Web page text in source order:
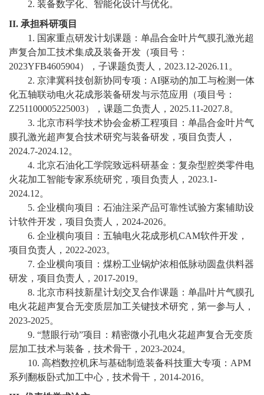
教
教
学
师
资
伍
学
科
研
校
生
2. 装备数字化、智能化设计与优化。
II. 承担科研项目
1. 国家重点研发计划课题：单晶合金叶片气膜孔激光超
声复合加工技术集成及装备开发（项目号：
2023YFB4605904），子课题负责人，2023.12-2026.11。
2. 京津冀科技创新协同专项：AI驱动的加工与检测一体
化五轴联动电火花成形装备研发与示范应用（项目号：
Z251100005225003），课题二负责人，2025.11-2027.8。
3. 北京市科学技术协会金桥工程项目：单晶合金叶片气
膜孔激光超声复合技术研究与装备研发，项目负责人，
2024.7-2024.12。
4. 北京石油化工学院致远科研基金：复杂型腔类零件电
火花加工智能专家系统研究，项目负责人，2023.1-
2024.12。
5. 企业横向项目：石油注采产品可靠性试验方案辅助设
计软件开发，项目负责人，2024-2026。
6. 企业横向项目：五轴电火花成形机CAM软件开发，
项目负责人，2022-2023。
7. 企业横向项目：煤粉工业锅炉浓相低脉动圆盘供料器
研发，项目负责人，2017-2019。
8. 北京市科技新星计划交叉合作课题：单晶叶片气膜孔
电火花超声复合无变质层加工关键技术研究，第一参与人，
2023-2025。
9. “慧眼行动”项目：精密微小孔电火花超声复合无变质
层加工技术与装备，技术骨干，2023-2024。
10. 高档数控机床与基础制造装备科技重大专项：APM
系列翻板卧式加工中心，技术骨干，2014-2016。